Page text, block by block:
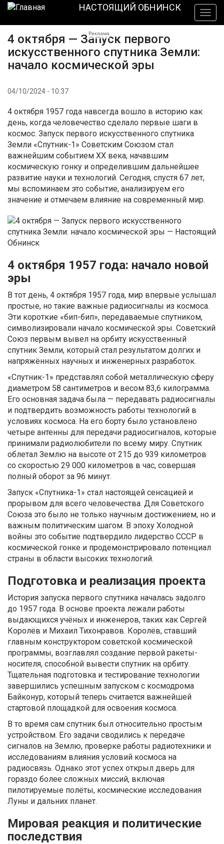
Перейти
основному
содержанию
НАСТОЯЩИЙ ОБНИНСК
Реклама
4 октября — Запуск первого
искусственного спутника Земли:
начало космической эры
04/10/2024 - 10:37
4 октября 1957 года навсегда вошло в историю как
день, когда человечество сделало первые шаги в
космос. Запуск первого искусственного спутника
Земли «Спутник-1» Советским Союзом стал
важнейшим событием XX века, начавшим
космическую гонку и определившим дальнейшее
развитие науки и технологий. Сегодня, спустя 67 лет,
мы вспоминаем это событие, анализируем его
значение и отмечаем влияние на современный мир.
4 октября 1957 года: начало новой
эры
В тот день, 4 октября 1957 года, мир впервые услышал
простые, но такие важные радиосигналы из космоса.
Эти короткие «бип-бип», передаваемые спутником,
символизировали начало космической эры. Советский
Союз первым вывел на орбиту искусственный
спутник Земли, который стал результатом долгих и
напряжённых научных и инженерных разработок.
«Спутник-1» представлял собой металлическую сферу
диаметром 58 сантиметров и весом 83,6 килограмма.
Его основная задача была — передавать радиосигналы
и подтвердить возможность работы технологий в
условиях космоса. На его борту было установлено
четыре антенны для передачи радиосигналов, которые
принимали радиолюбители по всему миру. Спутник
облетал Землю на высоте от 215 до 939 километров
со скоростью 29 000 километров в час, совершая
полный оборот за 96 минут.
Запуск «Спутника-1» стал настоящей сенсацией и
прорывом для всего человечества. Для Советского
Союза это было не только научным достижением, но и
важным политическим шагом. В эпоху Холодной
войны это событие подтвердило лидерство СССР в
космической гонке и продемонстрировало потенциал
страны в области высоких технологий.
Подготовка и реализация проекта
История запуска первого спутника началась задолго
до 1957 года. В основе проекта лежали работы
выдающихся учёных и инженеров, таких как Сергей
Королёв и Михаил Тихонравов. Королёв, ставший
главным конструктором советской космической
программы, возглавлял создание первой ракеты-
носителя, способной вывести спутник на орбиту.
Тщательная подготовка и тестирование технологии
завершились успешным запуском с космодрома
Байконур, который теперь считается важнейшей
стартовой площадкой для освоения космоса.
В то время сам спутник был относительно простым
устройством. Его задачи сводились к передаче
сигналов на Землю, проверке работы радиотехники и
исследованиям влияния условий космоса на
радиосвязь. Однако этот успех открыл дверь для
гораздо более сложных миссий, включая
пилотируемые полёты, космические исследования
Луны и дальних планет.
Мировая реакция и политические
последствия